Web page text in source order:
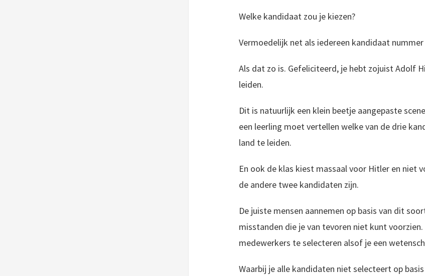
Welke kandidaat zou je kiezen?
Vermoedelijk net als iedereen kandidaat nummer
Als dat zo is. Gefeliciteerd, je hebt zojuist Adolf
leiden.
Dit is natuurlijk een klein beetje aangepaste
een leerling moet vertellen welke van de drie
land te leiden.
En ook de klas kiest massaal voor Hitler en niet
de andere twee kandidaten zijn.
De juiste mensen aannemen op basis van dit
misstanden die je van tevoren niet kunt
medewerkers te selecteren alsof je een
Waarbij je alle kandidaten niet selecteert op